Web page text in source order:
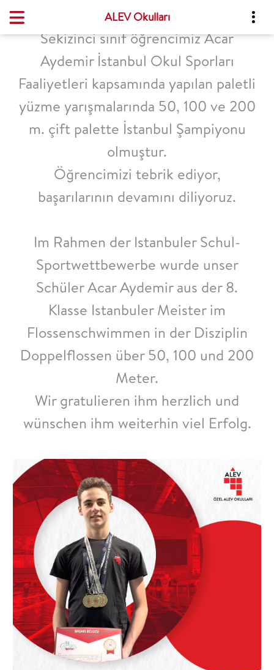
ALEV Okulları
Sekizinci sınıf öğrencimiz Acar
Aydemir İstanbul Okul Sporları
Faaliyetleri kapsamında yapılan paletli
yüzme yarışmalarında 50, 100 ve 200
m. çift palette İstanbul Şampiyonu
olmuştur.
Öğrencimizi tebrik ediyor,
başarılarının devamını diliyoruz.
Im Rahmen der Istanbuler Schul-
Sportwettbewerbe wurde unser
Schüler Acar Aydemir aus der 8.
Klasse Istanbuler Meister im
Flossenschwimmen in der Disziplin
Doppelflossen über 50, 100 und 200
Meter.
Wir gratulieren ihm herzlich und
wünschen ihm weiterhin viel Erfolg.